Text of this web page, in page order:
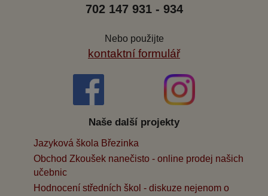
702 147 931 - 934
Nebo použijte
kontaktní formulář
Naše další projekty
Jazyková škola Březinka
Obchod Zkoušek nanečisto - online prodej našich
učebnic
Hodnocení středních škol - diskuze nejenom o